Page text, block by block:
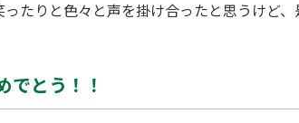
たりと色々と声を掛け合ったと思うけど
でとう！！